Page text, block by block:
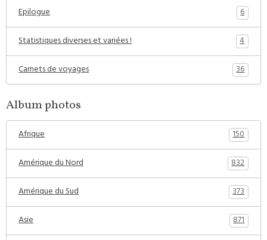
Epilogue
6
Statistiques diverses et variées !
4
Carnets de voyages
36
Album photos
Afrique
150
Amérique du Nord
832
Amérique du Sud
373
Asie
871